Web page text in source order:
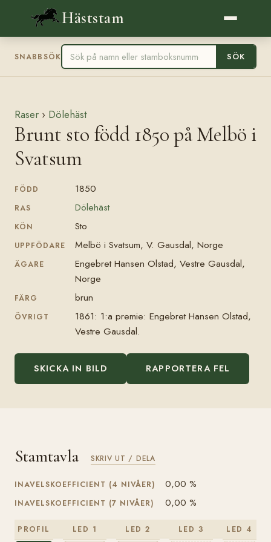
Häststam
SNABBSÖK SÖK
Raser › Dölehäst
Brunt sto född 1850 på Melbö i
Svatsum
FÖDD 1850
RAS Dölehäst
KÖN Sto
UPPFÖDARE Melbö i Svatsum, V. Gausdal, Norge
ÄGARE
Engebret Hansen Olstad, Vestre Gausdal,
Norge
FÄRG brun
ÖVRIGT
1861: 1:a premie: Engebret Hansen Olstad,
Vestre Gausdal.
SKICKA IN BILD RAPPORTERA FEL
Stamtavla SKRIV UT / DELA
INAVELSKOEFFICIENT (4 NIVÅER) 0,00 %
INAVELSKOEFFICIENT (7 NIVÅER) 0,00 %
PROFIL LED 1 LED 2 LED 3 LED 4